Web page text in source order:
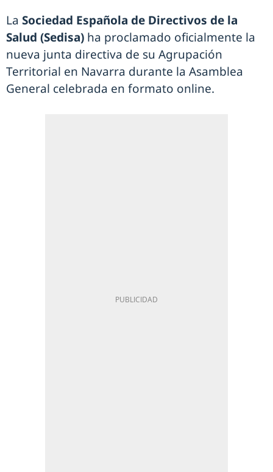
La Sociedad Española de Directivos de la
Salud (Sedisa) ha proclamado oficialmente la
nueva junta directiva de su Agrupación
Territorial en Navarra durante la Asamblea
General celebrada en formato online.